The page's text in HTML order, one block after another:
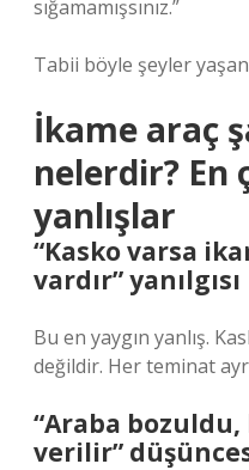
sığamamışsınız.”
Tabii böyle şeyler
İkame araç
nelerdir? En
yanlışlar
“Kasko varsa
vardır” yanılgısı
Bu en yaygın yanlış.
değildir. Her teminat
“Araba
verilir”